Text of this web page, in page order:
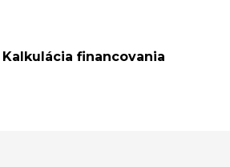
Kalkulácia financovania